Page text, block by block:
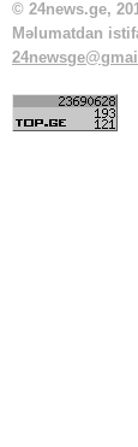
© 24news.ge,
Məlumatdan